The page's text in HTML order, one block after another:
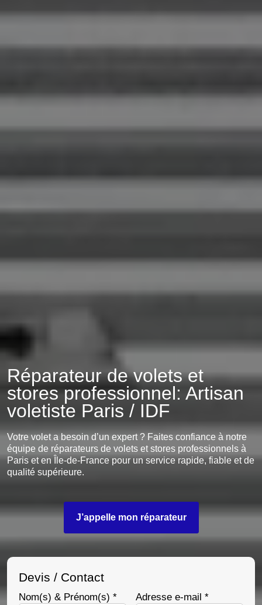
Réparateur de volets et
stores professionnel: Artisan
voletiste Paris / IDF
Votre volet a besoin d’un expert ? Faites confiance à notre
équipe de réparateurs de volets et stores professionnels à
Paris et en Île-de-France pour un service rapide, fiable et de
qualité supérieure.
J’appelle mon réparateur
Devis / Contact
Nom(s) & Prénom(s) * Adresse e-mail *